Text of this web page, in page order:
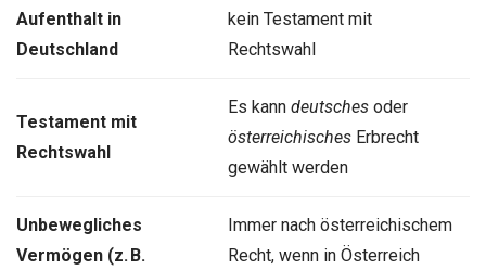
Aufenthalt in
Deutschland
kein Testament mit
Rechtswahl
Testament mit
Rechtswahl
Es kann deutschesoder
österreichischesErbrecht
gewählt werden
Unbewegliches
Vermögen (z. B.
Immer nach österreichischem
Recht, wenn in Österreich